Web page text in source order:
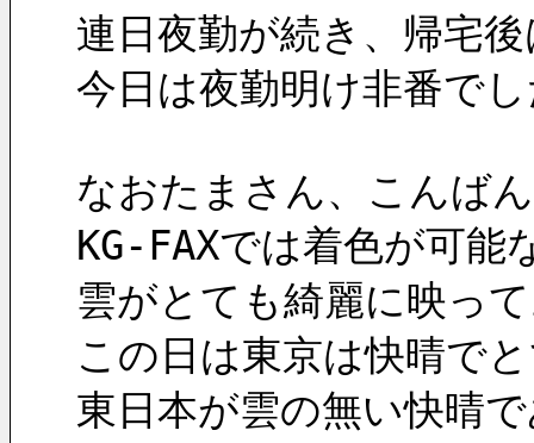
連日夜勤が続き、帰宅
今日は夜勤明け非番で
なおたまさん、こんば
KG-FAXでは着色が可能
雲がとても綺麗に映っ
この日は東京は快晴で
東日本が雲の無い快晴